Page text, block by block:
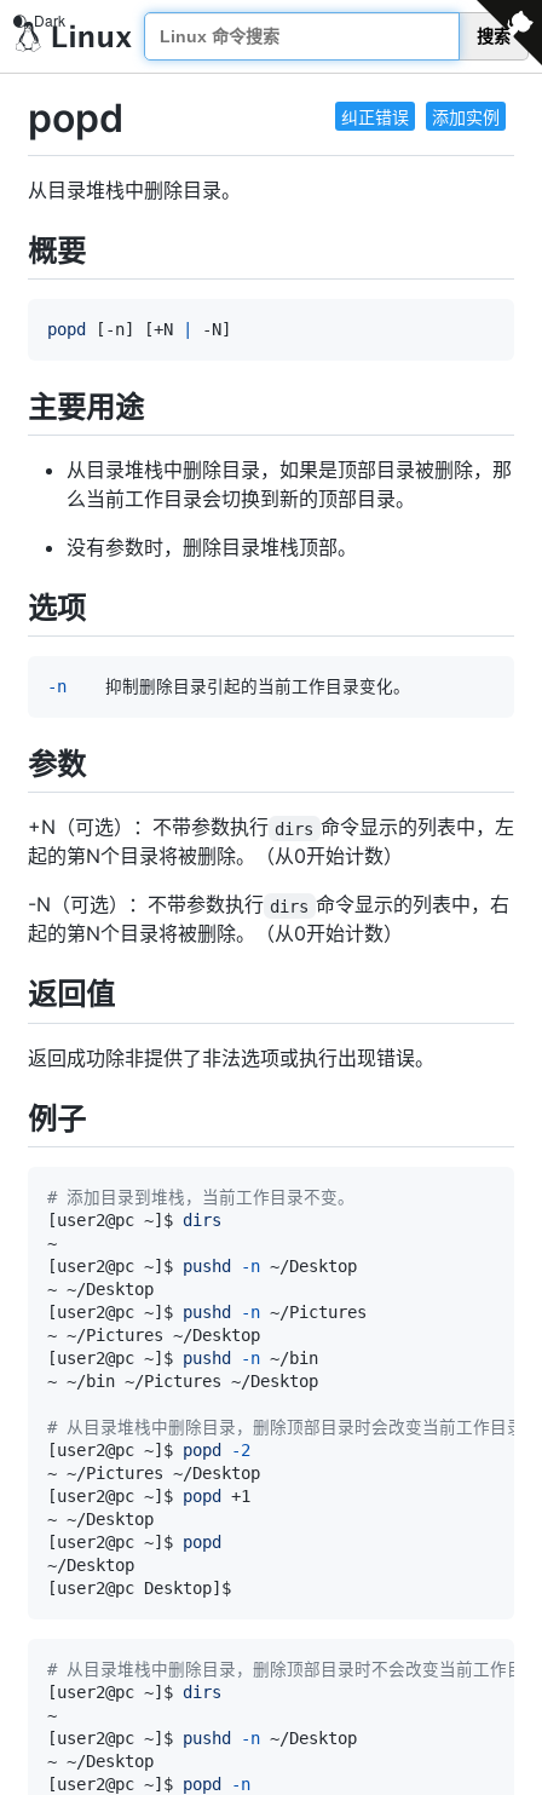
搜索
纠正错误 添加实例
popd
从目录堆栈中删除目录。
概要
popd [ -n] [+N -N]
主要用途
从目录堆栈中删除目录，如果是顶部目录被删除，那
么当前工作目录会切换到新的顶部目录。
没有参数时，删除目录堆栈顶部。
选项
-n
参数
+N（可选）：不带参数执行 dirs 命令显示的列表中，左
起的第N个目录将被删除。（从0开始计数）
-N（可选）：不带参数执行 dirs 命令显示的列表中，右
起的第N个目录将被删除。（从0开始计数）
返回值
返回成功除非提供了非法选项或执行出现错误。
例子
# 添加目录到堆栈，当前工作目录不变。
[user2@pc ~] $ dirs
[user2@pc ~] $ pushd -n
[user2@pc ~] $ pushd -n
[user2@pc ~] $ pushd -n
# 从目录堆栈中删除目录，删除顶部目录时会改变当前工作目录：
[user2@pc ~] $ popd
-2
[user2@pc ~] $ popd
[user2@pc ~] $ popd
[user2@pc Desktop]
# 从目录堆栈中删除目录，删除顶部目录时不会改变当前工作目
[user2@pc ~] $ dirs
[user2@pc ~] $ pushd -n
[user2@pc ~] $ popd
-n